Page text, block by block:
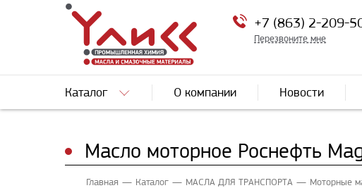
+7 (863) 2-209-
Перезвоните мне
Каталог О компании Новости
Масло моторное Роснефть
Главная Каталог МАСЛА ДЛЯ ТРАНСПОРТА Моторные